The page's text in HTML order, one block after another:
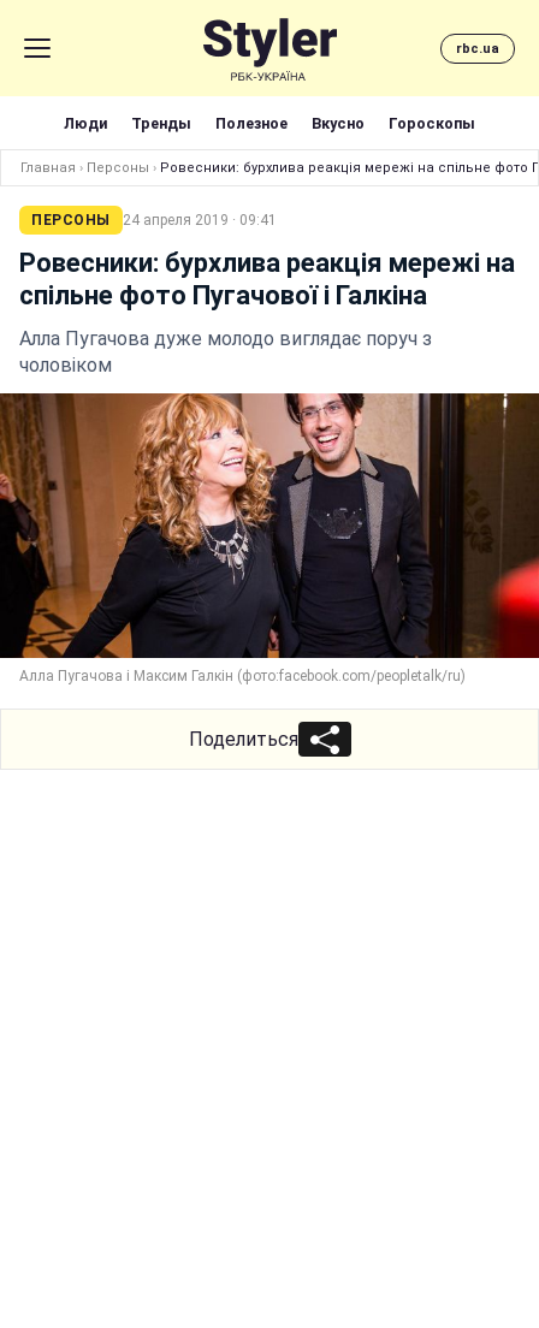
rbc.ua
Люди Тренды Полезное Вкусно Гороскопы
Главная › Персоны › Ровесники: бурхлива реакція мережі на спільне фото
ПЕРСОНЫ 24 апреля 2019 · 09:41
Ровесники: бурхлива реакція мережі на
спільне фото Пугачової і Галкіна
Алла Пугачова дуже молодо виглядає поруч з
чоловіком
Алла Пугачова і Максим Галкін (фото:facebook.com/peopletalk/ru)
Поделиться